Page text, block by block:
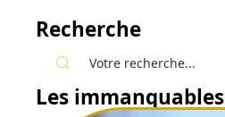
Recherche
Les immanquables